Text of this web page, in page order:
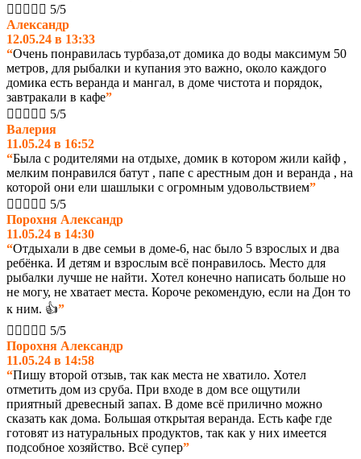
     5/5
Александр
12.05.24 в 13:33
“Очень понравилась турбаза,от домика до воды максимум 50
метров, для рыбалки и купания это важно, около каждого
домика есть веранда и мангал, в доме чистота и порядок,
завтракали в кафе”
     5/5
Валерия
11.05.24 в 16:52
“Была с родителями на отдыхе, домик в котором жили кайф ,
мелким понравился батут , папе с арестным дон и веранда , на
которой они ели шашлыки с огромным удовольствием”
     5/5
Порохня Александр
11.05.24 в 14:30
“Отдыхали в две семьи в доме-6, нас было 5 взрослых и два
ребёнка. И детям и взрослым всё понравилось. Место для
рыбалки лучше не найти. Хотел конечно написать больше но
не могу, не хватает места. Короче рекомендую, если на Дон то
к ним. 👍”
     5/5
Порохня Александр
11.05.24 в 14:58
“Пишу второй отзыв, так как места не хватило. Хотел
отметить дом из сруба. При входе в дом все ощутили
приятный древесный запах. В доме всё прилично можно
сказать как дома. Большая открытая веранда. Есть кафе где
готовят из натуральных продуктов, так как у них имеется
подсобное хозяйство. Всё супер”